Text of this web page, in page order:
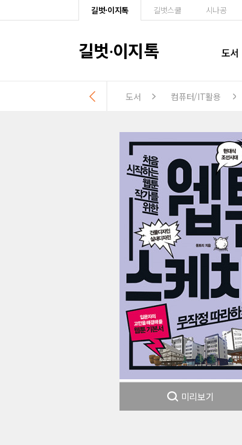
길벗·이지톡 길벗스쿨 시나공
길벗·이지톡 도서
도서 컴퓨터/IT활용
미리보기